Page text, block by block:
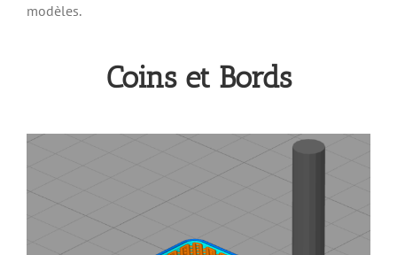
modèles.
Coins et Bords